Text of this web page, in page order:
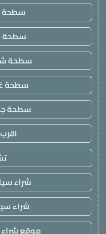
سطحة
سطحة
سطحة
سطحة
سطحة
شراء
شراء
موقع